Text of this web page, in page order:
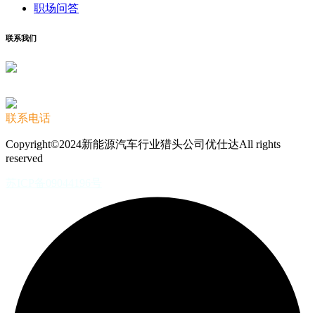
职场问答
联系我们
联系电话
Copyright©2024新能源汽车行业猎头公司优仕达All rights
reserved